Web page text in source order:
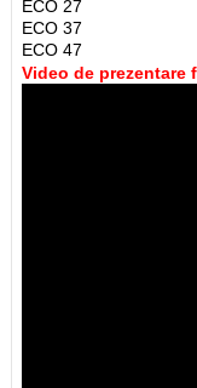
ECO 27
ECO 37
ECO 47
Video de prezentare